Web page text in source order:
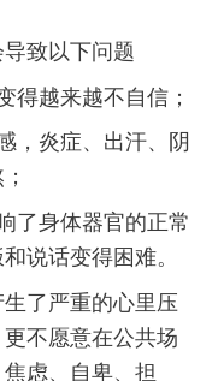
致以下问题
越来越不自信；
炎症、出汗、阴
身体器官的正常
说话变得困难。
了严重的心里压
不愿意在公共场
虑、自卑、担